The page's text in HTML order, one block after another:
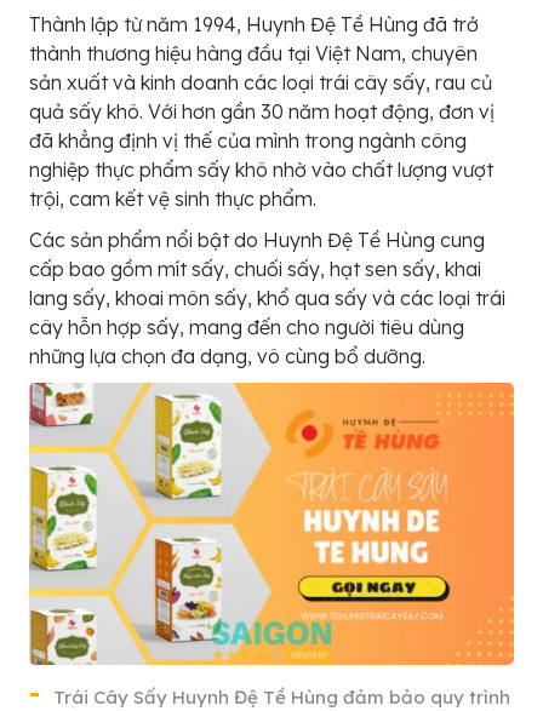
Thành lập từ năm 1994, Huynh Đệ Tề Hùng đã trở
thành thương hiệu hàng đầu tại Việt Nam, chuyên
sản xuất và kinh doanh các loại trái cây sấy, rau củ
quả sấy khô. Với hơn gần 30 năm hoạt động, đơn vị
đã khẳng định vị thế của mình trong ngành công
nghiệp thực phẩm sấy khô nhờ vào chất lượng vượt
trội, cam kết vệ sinh thực phẩm.
Các sản phẩm nổi bật do Huynh Đệ Tề Hùng cung
cấp bao gồm mít sấy, chuối sấy, hạt sen sấy, khai
lang sấy, khoai môn sấy, khổ qua sấy và các loại trái
cây hỗn hợp sấy, mang đến cho người tiêu dùng
những lựa chọn đa dạng, vô cùng bổ dưỡng.
Trái Cây Sấy Huynh Đệ Tề Hùng đảm bảo quy trình